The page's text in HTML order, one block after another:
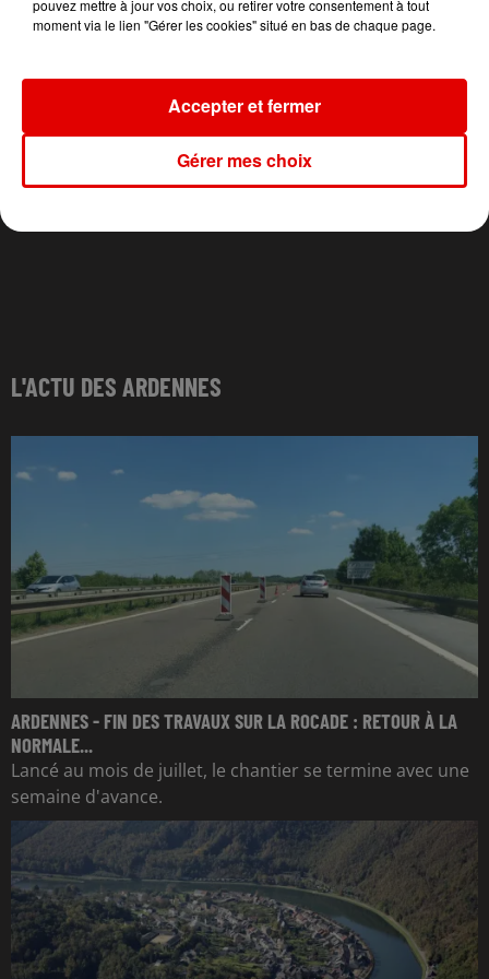
L'ACTU DES ARDENNES
ARDENNES - FIN DES TRAVAUX SUR LA ROCADE : RETOUR À LA
NORMALE...
Lancé au mois de juillet, le chantier se termine avec une
semaine d'avance.
pouvez mettre à jour vos choix, ou retirer votre consentement à tout
moment via le lien "Gérer les cookies" situé en bas de chaque page.
Gérer mes choix
Accepter et fermer